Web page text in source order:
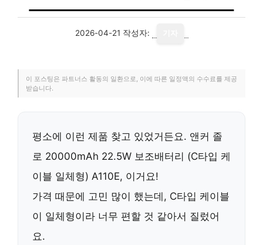
2026-04-21 작성자:
이 포스팅은 파트너스 활동의 일환으로, 이에 따른 일정액의 수수료를 제공
받습니다.
평소에 이런 제품 찾고 있었거든요. 앤커 졸
로 20000mAh 22.5W 보조배터리 (C타입 케
이블 일체형) A110E, 이거요!
가격 때문에 고민 많이 했는데, C타입 케이블
이 일체형이라 너무 편할 것 같아서 질렀어
요.